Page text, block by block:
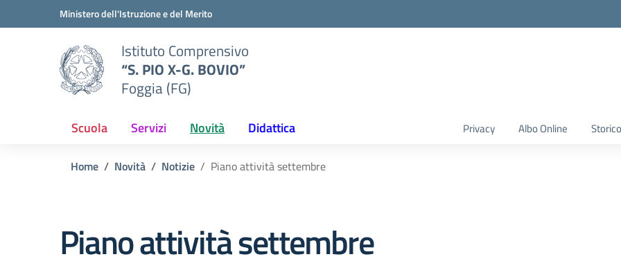
Vai ai contenuti
Vai al menu di navigazioneMinistero dell'Istruzione e del Merito
Istituto Comprensivo
“S. PIO X-G. BOVIO”
Foggia (FG)
Scuola Servizi Novità Didattica Privacy Albo Online
Home Novità Notizie Piano attività settembre
Piano attività settembre